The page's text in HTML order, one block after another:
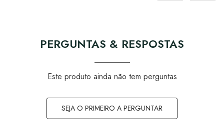
PERGUNTAS & RESPOSTAS
Este produto ainda não tem perguntas
SEJA O PRIMEIRO A PERGUNTAR